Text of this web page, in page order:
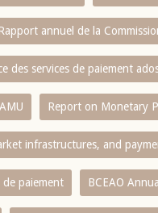
annuel de la
des services de paiement
Report on Monetary
infrastructures, and
de paiement BCEAO